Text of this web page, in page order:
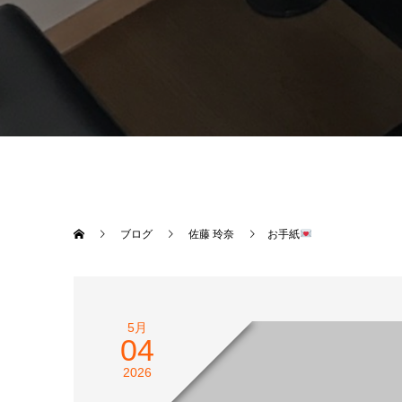
ブログ 佐藤 玲奈 お手紙
5月
04
2026